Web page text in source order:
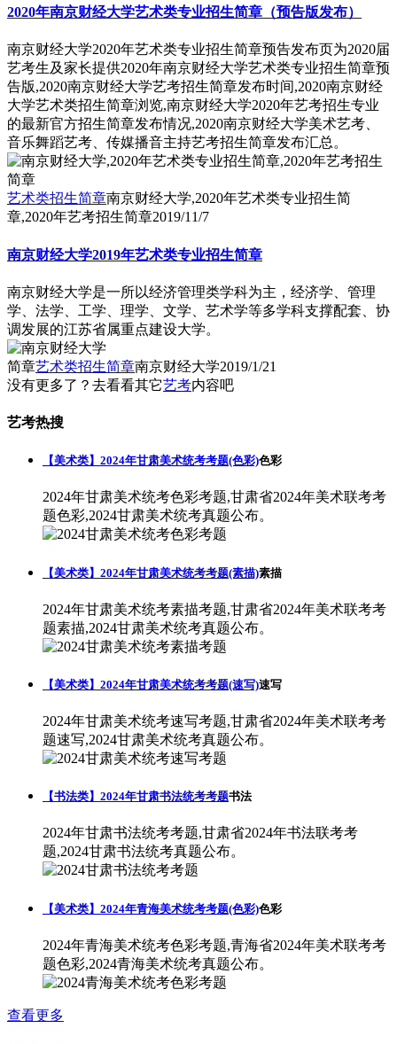
2020年南京财经大学艺术类专业招生简章（预告版发布）
南京财经大学2020年艺术类专业招生简章预告发布页为2020届
艺考生及家长提供2020年南京财经大学艺术类专业招生简章预
告版,2020南京财经大学艺考招生简章发布时间,2020南京财经
大学艺术类招生简章浏览,南京财经大学2020年艺考招生专业
的最新官方招生简章发布情况,2020南京财经大学美术艺考、
音乐舞蹈艺考、传媒播音主持艺考招生简章发布汇总。
艺术类招生简章南京财经大学,2020年艺术类专业招生简
章,2020年艺考招生简章2019/11/7
南京财经大学2019年艺术类专业招生简章
南京财经大学是一所以经济管理类学科为主，经济学、管理
学、法学、工学、理学、文学、艺术学等多学科支撑配套、协
调发展的江苏省属重点建设大学。
简章艺术类招生简章南京财经大学2019/1/21
没有更多了？去看看其它艺考内容吧
艺考热搜
【美术类】2024年甘肃美术统考考题(色彩)色彩
2024年甘肃美术统考色彩考题,甘肃省2024年美术联考考
题色彩,2024甘肃美术统考真题公布。
【美术类】2024年甘肃美术统考考题(素描)素描
2024年甘肃美术统考素描考题,甘肃省2024年美术联考考
题素描,2024甘肃美术统考真题公布。
【美术类】2024年甘肃美术统考考题(速写)速写
2024年甘肃美术统考速写考题,甘肃省2024年美术联考考
题速写,2024甘肃美术统考真题公布。
【书法类】2024年甘肃书法统考考题书法
2024年甘肃书法统考考题,甘肃省2024年书法联考考
题,2024甘肃书法统考真题公布。
【美术类】2024年青海美术统考考题(色彩)色彩
2024年青海美术统考色彩考题,青海省2024年美术联考考
题色彩,2024青海美术统考真题公布。
查看更多